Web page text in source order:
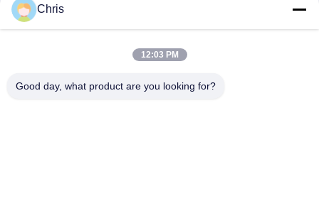
하
비 부직물 산업용 롤러
패널
산업용 벨트
Chris
12:03 PM
Good day, what product are you looking for?